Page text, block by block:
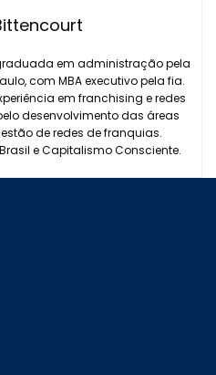
graduada em administração pela
com MBA executivo pela fia.
em franchising e redes
desenvolvimento das áreas
de redes de franquias.
e Capitalismo Consciente.